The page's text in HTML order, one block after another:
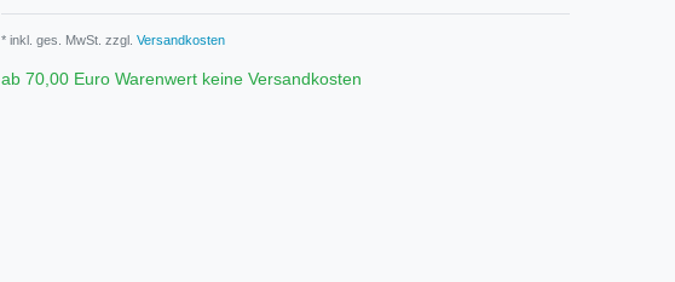
* inkl. ges. MwSt. zzgl. Versandkosten
ab 70,00 Euro Warenwert keine Versandkosten